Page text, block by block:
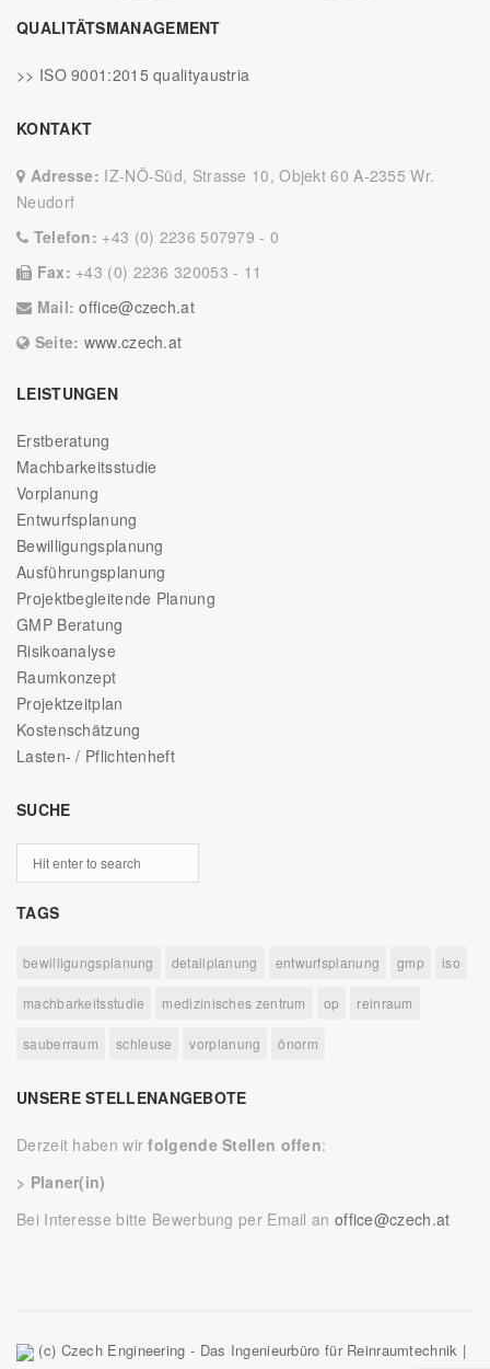
QUALITÄTSMANAGEMENT
>> ISO 9001:2015 qualityaustria
KONTAKT
Adresse: IZ-NÖ-Süd, Strasse 10, Objekt 60 A-2355 Wr.
Neudorf
Telefon: +43 (0) 2236 507979 - 0
Fax: +43 (0) 2236 320053 - 11
Mail:office@czech.at
Seite: www.czech.at
LEISTUNGEN
Erstberatung
Machbarkeitsstudie
Vorplanung
Entwurfsplanung
Bewilligungsplanung
Ausführungsplanung
Projektbegleitende Planung
GMP Beratung
Risikoanalyse
Raumkonzept
Projektzeitplan
Kostenschätzung
Lasten- / Pflichtenheft
SUCHE
TAGS
bewilligungsplanung detailplanung entwurfsplanung gmp iso
machbarkeitsstudie medizinisches zentrum op reinraum
sauberraum schleuse vorplanung önorm
UNSERE STELLENANGEBOTE
Derzeit haben wirfolgende Stellen offen:
> Planer(in)
Bei Interesse bitte Bewerbung per Email an office@czech.at
(c) Czech Engineering - Das Ingenieurbüro für Reinraumtechnik |